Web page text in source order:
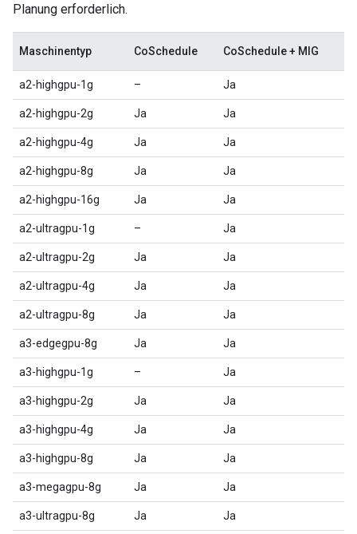
Planung erforderlich.
Maschinentyp CoSchedule CoSchedule + MIG
a2-highgpu-1g – Ja
a2-highgpu-2g Ja Ja
a2-highgpu-4g Ja Ja
a2-highgpu-8g Ja Ja
a2-highgpu-16g Ja Ja
a2-ultragpu-1g – Ja
a2-ultragpu-2g Ja Ja
a2-ultragpu-4g Ja Ja
a2-ultragpu-8g Ja Ja
a3-edgegpu-8g Ja Ja
a3-highgpu-1g – Ja
a3-highgpu-2g Ja Ja
a3-highgpu-4g Ja Ja
a3-highgpu-8g Ja Ja
a3-megagpu-8g Ja Ja
a3-ultragpu-8g Ja Ja